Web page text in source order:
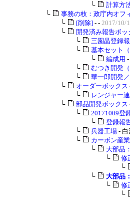
└
計算方
└
事務の枝：政庁内オフ
└
[削除] - - 2017/10/
└
開発済み報告ボッ
└
三園晶登録
└
基本セット（
└
編成用
└
むつき開発（
└
華一郎開発
└
オーダーボックス
└
レンジャー
└
部品開発ボックス
└
20171009登
└
登録報
└
兵器工場 -
└
カーボン産
└
大部品
└
修
└
└
大部品
└
修
└